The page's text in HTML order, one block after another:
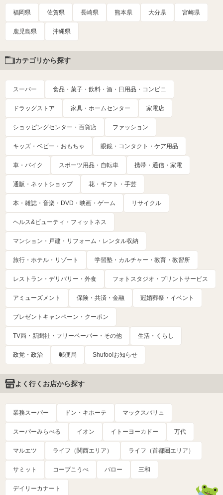
福岡県 佐賀県 長崎県 熊本県 大分県 宮崎県
鹿児島県 沖縄県
カテゴリから探す
スーパー 食品・菓子・飲料・酒・日用品・コンビニ
ドラッグストア 家具・ホームセンター 家電店
ショッピングセンター・百貨店 ファッション
キッズ・ベビー・おもちゃ 眼鏡・コンタクト・ケア用品
車・バイク スポーツ用品・自転車 携帯・通信・家電
通販・ネットショップ 花・ギフト・手芸
本・雑誌・音楽・DVD・映画・ゲーム リサイクル
ヘルス&ビューティ・フィットネス
マンション・戸建・リフォーム・レンタル収納
旅行・ホテル・リゾート 学習塾・カルチャー・教育・教習所
レストラン・デリバリー・外食 フォトスタジオ・プリントサービス
アミューズメント 保険・共済・金融 冠婚葬祭・イベント
プレゼントキャンペーン・クーポン
TV局・新聞社・フリーペーパー・その他 生活・くらし
政党・政治 郵便局 Shufoo!お知らせ
よく行くお店から探す
業務スーパー ドン・キホーテ マックスバリュ
スーパーみらべる イオン イトーヨーカドー 万代
マルエツ ライフ（関西エリア） ライフ（首都圏エリア）
サミット コープこうべ バロー 三和
デイリーカナート